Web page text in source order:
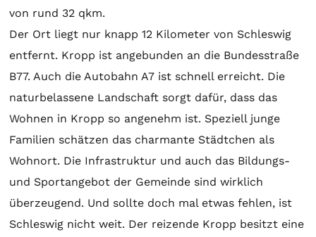
von rund 32 qkm.
Der Ort liegt nur knapp 12 Kilometer von Schleswig
entfernt. Kropp ist angebunden an die Bundesstraße
B77. Auch die Autobahn A7 ist schnell erreicht. Die
naturbelassene Landschaft sorgt dafür, dass das
Wohnen in Kropp so angenehm ist. Speziell junge
Familien schätzen das charmante Städtchen als
Wohnort. Die Infrastruktur und auch das Bildungs-
und Sportangebot der Gemeinde sind wirklich
überzeugend. Und sollte doch mal etwas fehlen, ist
Schleswig nicht weit. Der reizende Kropp besitzt eine